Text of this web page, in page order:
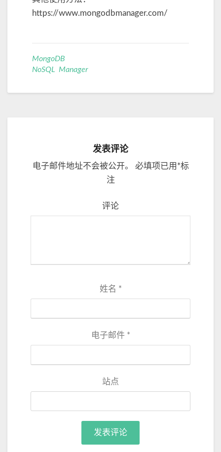
https://www.mongodbmanager.com/
MongoDB
NoSQL Manager
发表评论
电子邮件地址不会被公开。 必填项已用 *标
注
评论
姓名 *
电子邮件 *
站点